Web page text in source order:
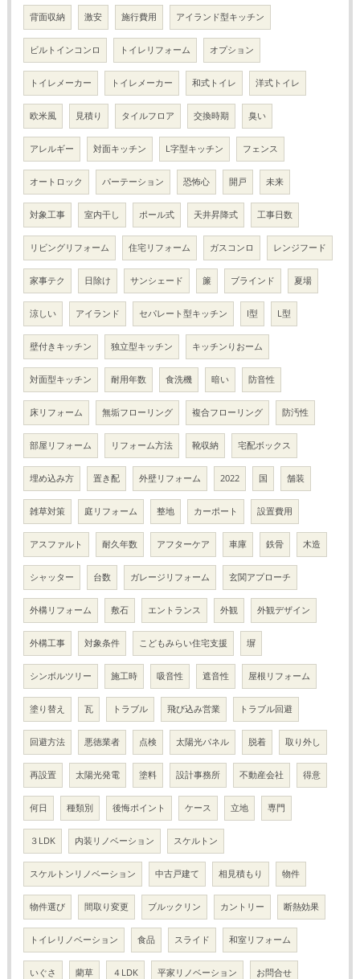
背面収納 激安 施行費用 アイランド型キッチン
ビルトインコンロ トイレリフォーム オプション
トイレメーカー トイレメーカー 和式トイレ 洋式トイレ
欧米風 見積り タイルフロア 交換時期 臭い
アレルギー 対面キッチン L字型キッチン フェンス
オートロック パーテーション 恐怖心 開戸 未来
対象工事 室内干し ポール式 天井昇降式 工事日数
リビングリフォーム 住宅リフォーム ガスコンロ レンジフード
家事テク 日除け サンシェード 簾 ブラインド 夏場
涼しい アイランド セパレート型キッチン I型 L型
壁付きキッチン 独立型キッチン キッチンりおーム
対面型キッチン 耐用年数 食洗機 暗い 防音性
床リフォーム 無垢フローリング 複合フローリング 防汚性
部屋リフォーム リフォーム方法 靴収納 宅配ボックス
埋め込み方 置き配 外壁リフォーム 2022 国 舗装
雑草対策 庭リフォーム 整地 カーポート 設置費用
アスファルト 耐久年数 アフターケア 車庫 鉄骨 木造
シャッター 台数 ガレージリフォーム 玄関アプローチ
外構リフォーム 敷石 エントランス 外観 外観デザイン
外構工事 対象条件 こどもみらい住宅支援 塀
シンボルツリー 施工時 吸音性 遮音性 屋根リフォーム
塗り替え 瓦 トラブル 飛び込み営業 トラブル回避
回避方法 悪徳業者 点検 太陽光パネル 脱着 取り外し
再設置 太陽光発電 塗料 設計事務所 不動産会社 得意
何日 種類別 後悔ポイント ケース 立地 専門
３LDK 内装リノベーション スケルトン
スケルトンリノベーション 中古戸建て 相見積もり 物件
物件選び 間取り変更 ブルックリン カントリー 断熱効果
トイレリノベーション 食品 スライド 和室リフォーム
いぐさ 藺草 ４LDK 平家リノベーション お問合せ